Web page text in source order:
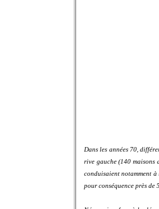
Dans les années 70,
rive gauche (140 maisons
conduisaient notamment
pour conséquence près de